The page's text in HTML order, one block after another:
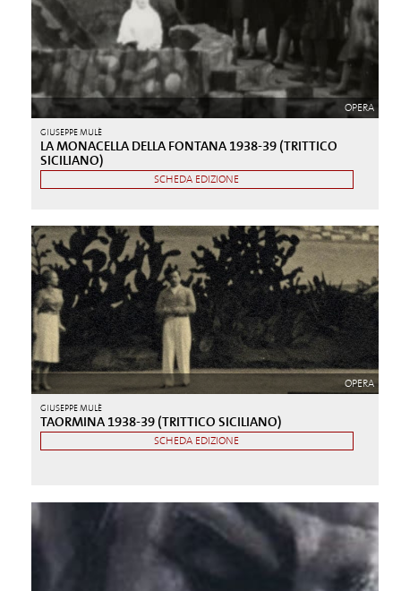
OPERA
GIUSEPPE MULÈ
LA MONACELLA DELLA FONTANA 1938-39 (TRITTICO
SICILIANO)
SCHEDA EDIZIONE
OPERA
GIUSEPPE MULÈ
TAORMINA 1938-39 (TRITTICO SICILIANO)
SCHEDA EDIZIONE